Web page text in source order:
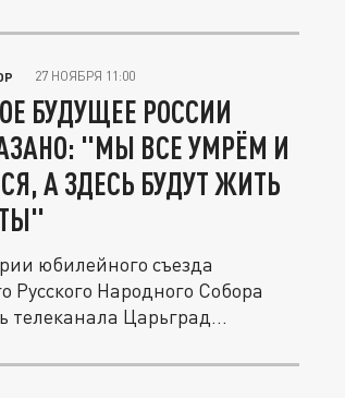
27 НОЯБРЯ 11:00
БУДУЩЕЕ РОССИИ
"МЫ ВСЕ УМРЁМ И
А ЗДЕСЬ БУДУТ ЖИТЬ
юбилейного съезда
Русского Народного Собора
телеканала Царьград...